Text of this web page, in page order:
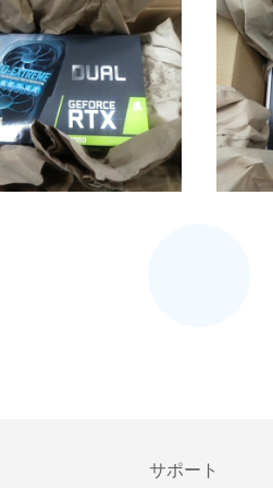
サポート